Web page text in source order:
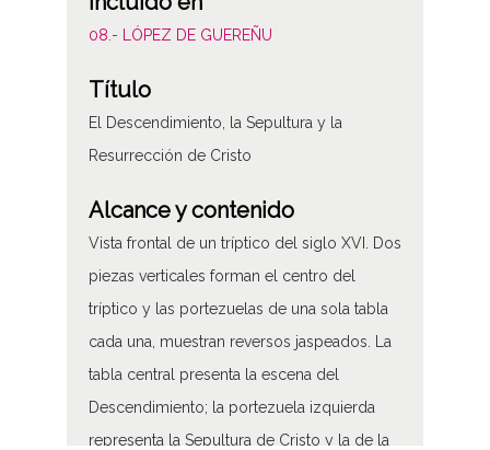
08.- LÓPEZ DE GUEREÑU
Título
El Descendimiento, la Sepultura y la
Resurrección de Cristo
Alcance y contenido
Vista frontal de un tríptico del siglo XVI. Dos
piezas verticales forman el centro del
tríptico y las portezuelas de una sola tabla
cada una, muestran reversos jaspeados. La
tabla central presenta la escena del
Descendimiento; la portezuela izquierda
representa la Sepultura de Cristo y la de la